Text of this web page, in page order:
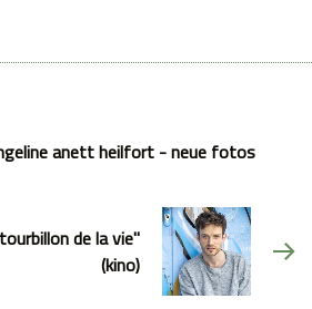
anett heilfort - neue fotos
de la vie"
(kino)